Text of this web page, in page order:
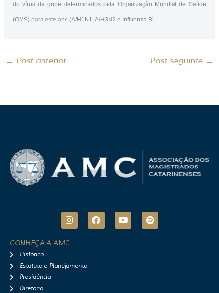
do vírus da gripe determinados pela Organização Mundial de Saúde
(OMS) para este ano (A/H1N1, A/H3N2 e Influenza B).
← Post anterior Post seguinte →
I
n
t
r
F
a
Y
o
S
p
CONHEÇA A AMC
Histórico
Estatuto e Planejamento
Presidência
Diretoria